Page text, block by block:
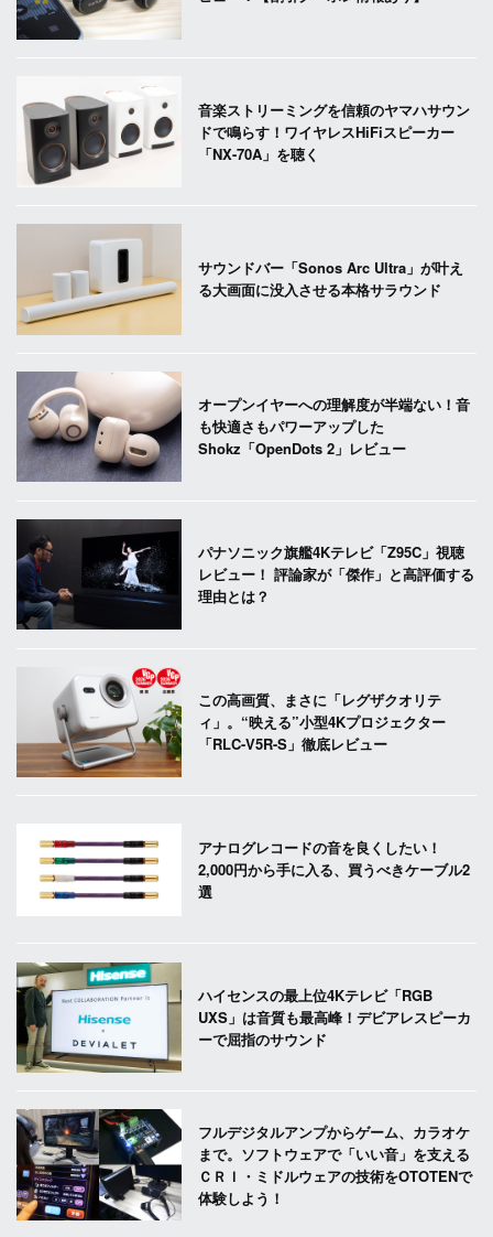
音楽ストリーミングを信頼のヤマハサウン
ドで鳴らす！ワイヤレスHiFiスピーカー
「NX-70A」を聴く
サウンドバー「Sonos Arc Ultra」が叶え
る大画面に没入させる本格サラウンド
オープンイヤーへの理解度が半端ない！音
も快適さもパワーアップした
Shokz「OpenDots 2」レビュー
パナソニック旗艦4Kテレビ「Z95C」視聴
レビュー！ 評論家が「傑作」と高評価する
理由とは？
この高画質、まさに「レグザクオリテ
ィ」。“映える”小型4Kプロジェクター
「RLC-V5R-S」徹底レビュー
アナログレコードの音を良くしたい！
2,000円から手に入る、買うべきケーブル2
選
ハイセンスの最上位4Kテレビ「RGB
UXS」は音質も最高峰！デビアレスピーカ
ーで屈指のサウンド
フルデジタルアンプからゲーム、カラオケ
まで。ソフトウェアで「いい音」を支える
ＣＲＩ・ミドルウェアの技術をOTOTENで
体験しよう！